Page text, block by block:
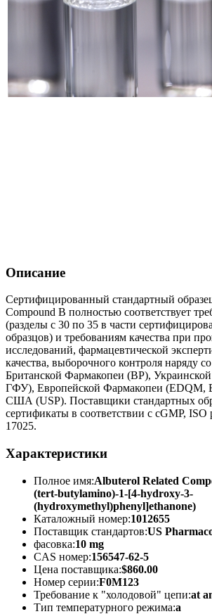
Описание
Сертифицированный стандартный
Compound B полностью соответствует
(разделы с 30 по 35 в части
образцов) и требованиям качества при
исследований, фармацевтической
качества, выборочного контроля наряду
Британской Фармакопеи (BP),
ГФУ), Европейской Фармакопеи (EDQM,
США (USP). Поставщики стандартных
сертификаты в соответствии с cGMP, ISO
17025.
Характеристики
Полное имя:Albuterol Related
(tert-butylamino)-1-[4-hydroxy-3-
(hydroxymethyl)phenyl]ethanone)
Каталожный номер:1012655
Поставщик стандартов:US
фасовка:10 mg
CAS номер:156547-62-5
Цена поставщика:$860.00
Номер серии:F0M123
Требование к "холодовой" цепи:at
Тип температурного режима:a